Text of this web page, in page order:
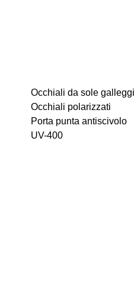
Occhiali da sole
Occhiali polarizzati
Porta punta antiscivolo
UV-400